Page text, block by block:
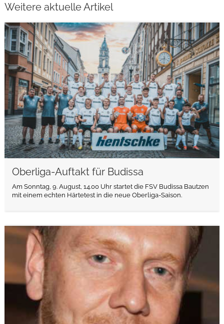
Weitere aktuelle Artikel
Oberliga-Auftakt für Budissa
Am Sonntag, 9. August, 14.00 Uhr startet die FSV Budissa Bautzen
mit einem echten Härtetest in die neue Oberliga-Saison.
weiterlesen
weiterlesen